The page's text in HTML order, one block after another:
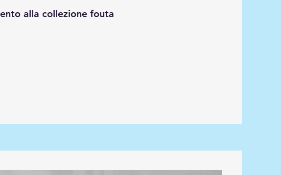
alla collezione fouta